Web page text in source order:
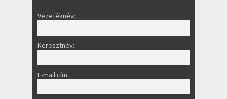
Vezetéknév:
Keresztnév:
E-mail cím: